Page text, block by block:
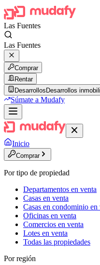
Las Fuentes
Las Fuentes
Comprar
Rentar
Desarrollos Desarrollos
Súmate a Mudafy
Inicio
Comprar
Por tipo de propiedad
Departamentos en venta
Casas en venta
Casas en condominio en
Oficinas en venta
Comercios en venta
Lotes en venta
Todas las propiedades
Por región